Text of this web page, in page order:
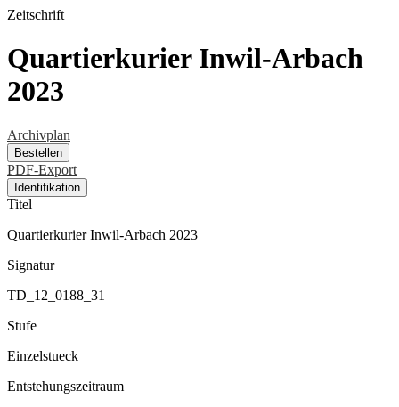
Zeitschrift
Quartierkurier Inwil-Arbach
2023
Archivplan
Bestellen
PDF-Export
Identifikation
Titel
Quartierkurier Inwil-Arbach 2023
Signatur
TD_12_0188_31
Stufe
Einzelstueck
Entstehungszeitraum